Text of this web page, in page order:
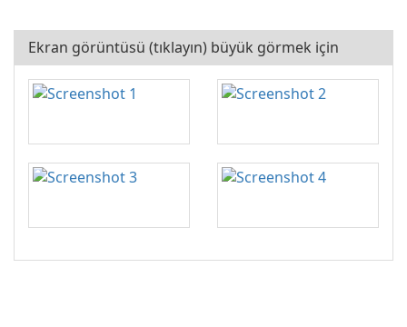
Ekran görüntüsü (tıklayın) büyük görmek için